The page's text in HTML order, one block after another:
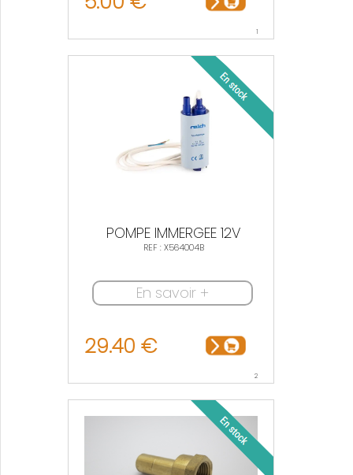
1
POMPE IMMERGEE 12V
REF : X564004B
En savoir +
29.40 €
2